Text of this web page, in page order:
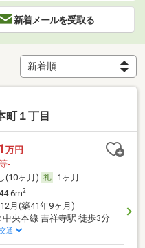
新着メールを受取る
町１丁目
万円
-
(10ヶ月)
1ヶ月
2
月(築41年9ヶ月)
中央本線 吉祥寺駅 徒歩3分
通